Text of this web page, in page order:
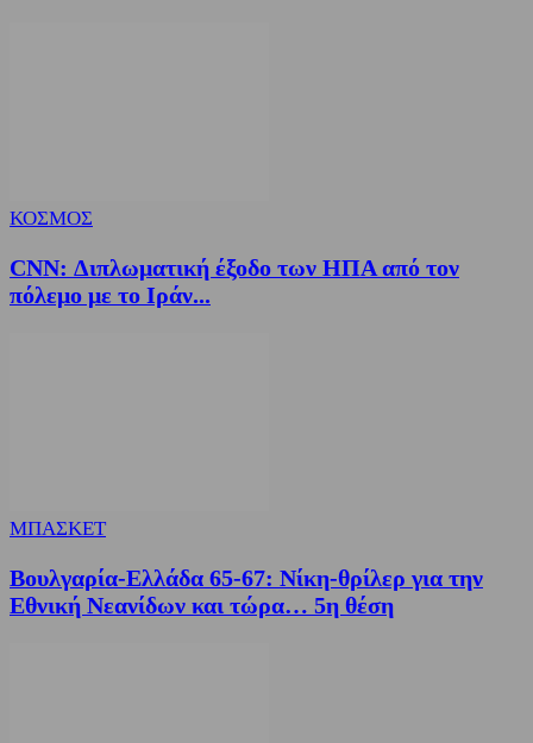
ΚΟΣΜΟΣ
CNN: Διπλωματική έξοδο των ΗΠΑ από τον
πόλεμο με το Ιράν...
ΜΠΑΣΚΕΤ
Βουλγαρία-Ελλάδα 65-67: Νίκη-θρίλερ για την
Εθνική Νεανίδων και τώρα… 5η θέση